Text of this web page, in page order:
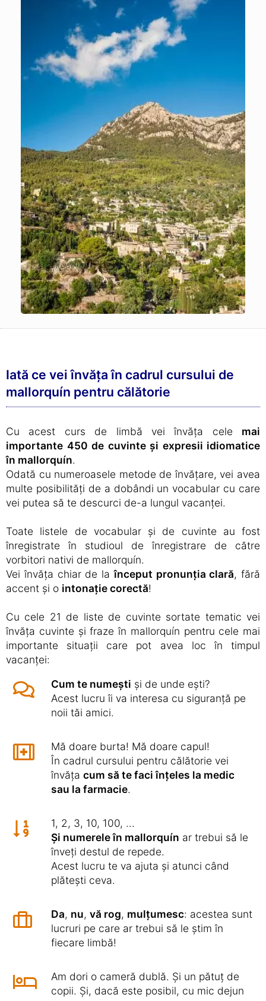
Iată ce vei învăța în cadrul cursului de
mallorquín pentru călătorie
Cu acest curs de limbă vei învăța cele mai
importante 450 de cuvinte și expresii idiomatice
în mallorquín.
Odată cu numeroasele metode de învățare, vei avea
multe posibilități de a dobândi un vocabular cu care
vei putea să te descurci de-a lungul vacanței.
Toate listele de vocabular și de cuvinte au fost
înregistrate în studioul de înregistrare de către
vorbitori nativi de mallorquín.
Vei învăța chiar de laînceput pronunția clară, fără
accent și o intonație corectă!
Cu cele 21 de liste de cuvinte sortate tematic vei
învăța cuvinte și fraze în mallorquín pentru cele mai
importante situații care pot avea loc în timpul
vacanței:
Cum te numești și de unde ești?
Acest lucru îi va interesa cu siguranță pe
noii tăi amici.
Mă doare burta! Mă doare capul!
În cadrul cursului pentru călătorie vei
învăța cum să te faci înțeles la medic
sau la farmacie.
1, 2, 3, 10, 100, ...
Și numerele în mallorquín ar trebui să le
înveți destul de repede.
Acest lucru te va ajuta și atunci când
plătești ceva.
Da, nu, vă rog, mulțumesc: acestea sunt
lucruri pe care ar trebui să le știm în
fiecare limbă!
Am dori o cameră dublă. Și un pătuț de
copii. Și, dacă este posibil, cu mic dejun